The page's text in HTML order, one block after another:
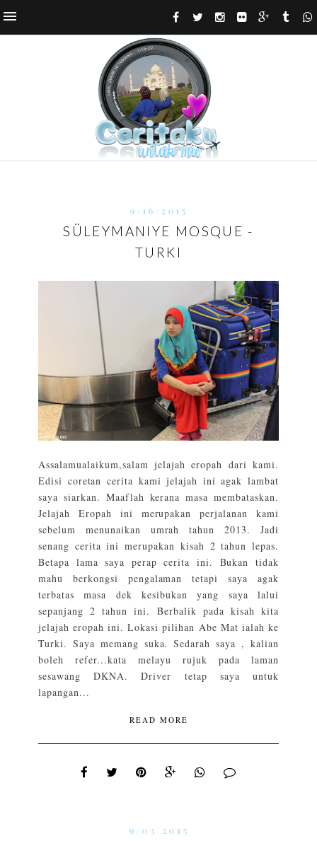
9/16/2015
SÜLEYMANIYE MOSQUE -
TURKI
Assalamualaikum,salam jelajah eropah dari kami.
Edisi coretan cerita kami jelajah ini agak lambat
saya siarkan. Maaflah kerana masa membataskan.
Jelajah Eropah ini merupakan perjalanan kami
sebelum menunaikan umrah tahun 2013. Jadi
senang cerita ini merupakan kisah 2 tahun lepas.
Betapa lama saya perap cerita ini. Bukan tidak
mahu berkongsi pengalaman tetapi saya agak
terbatas masa dek kesibukan yang saya lalui
sepanjang 2 tahun ini. Berbalik pada kisah kita
jelajah eropah ini. Lokasi pilihan Abe Mat ialah ke
Turki. Saya memang suka. Sedarah saya , kalian
boleh refer...kata melayu rujuk pada laman
sesawang DKNA. Driver tetap saya untuk
lapangan...
READ MORE
9/03/2015